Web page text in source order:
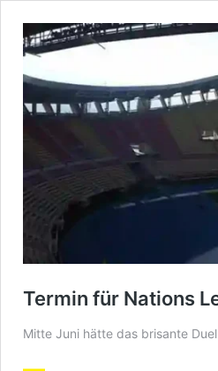
Termin für Nations
Mitte Juni hätte das brisante